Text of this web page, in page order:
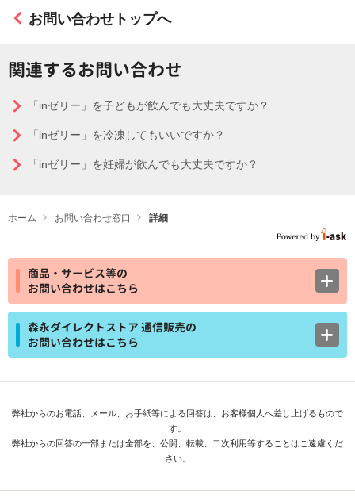
お問い合わせトップへ
関連するお問い合わせ
「inゼリー」を子どもが飲んでも大丈夫ですか？
「inゼリー」を冷凍してもいいですか？
「inゼリー」を妊婦が飲んでも大丈夫ですか？
ホーム お問い合わせ窓口 詳細
商品・サービス等の
お問い合わせはこちら
森永ダイレクトストア 通信販売の
お問い合わせはこちら
弊社からのお電話、メール、お手紙等による回答は、お客様個人へ差し上げるもので
す。
弊社からの回答の一部または全部を、公開、転載、二次利用等することはご遠慮くだ
さい。